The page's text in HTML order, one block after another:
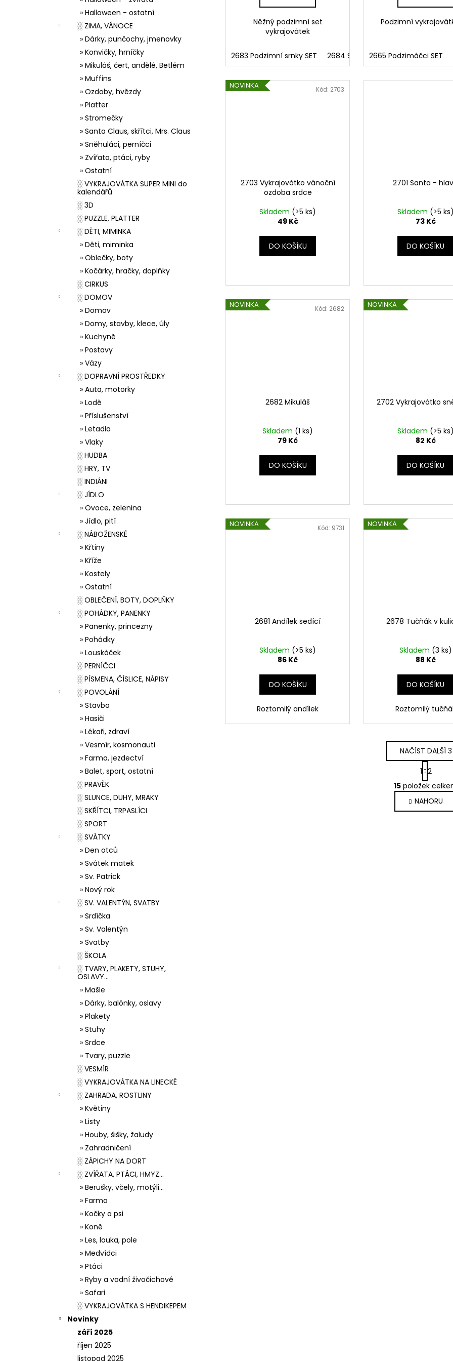
» Halloween - ostatní
░ ZIMA, VÁNOCE
» Dárky, punčochy, jmenovky
» Konvičky, hrníčky
» Mikuláš, čert, andělé, Betlém
» Muffins
» Ozdoby, hvězdy
» Platter
» Stromečky
» Santa Claus, skřítci, Mrs. Claus
» Sněhuláci, perníčci
» Zvířata, ptáci, ryby
» Ostatní
░ VYKRAJOVÁTKA SUPER MINI do
kalendářů
░ 3D
░ PUZZLE, PLATTER
░ DĚTI, MIMINKA
» Děti, miminka
» Oblečky, boty
» Kočárky, hračky, doplňky
░ CIRKUS
░ DOMOV
» Domov
» Domy, stavby, klece, úly
» Kuchyně
» Postavy
» Vázy
░ DOPRAVNÍ PROSTŘEDKY
» Auta, motorky
» Lodě
» Příslušenství
» Letadla
» Vlaky
░ HUDBA
░ HRY, TV
░ INDIÁNI
░ JÍDLO
» Ovoce, zelenina
» Jídlo, pití
░ NÁBOŽENSKÉ
» Křtiny
» Kříže
» Kostely
» Ostatní
░ OBLEČENÍ, BOTY, DOPLŇKY
░ POHÁDKY, PANENKY
» Panenky, princezny
» Pohádky
» Louskáček
░ PERNÍČCI
░ PÍSMENA, ČÍSLICE, NÁPISY
░ POVOLÁNÍ
» Stavba
» Hasiči
» Lékaři, zdraví
» Vesmír, kosmonauti
» Farma, jezdectví
» Balet, sport, ostatní
░ PRAVĚK
░ SLUNCE, DUHY, MRAKY
░ SKŘÍTCI, TRPASLÍCI
░ SPORT
░ SVÁTKY
» Den otců
» Svátek matek
» Sv. Patrick
» Nový rok
░ SV. VALENTÝN, SVATBY
» Srdíčka
» Sv. Valentýn
» Svatby
░ ŠKOLA
░ TVARY, PLAKETY, STUHY,
OSLAVY...
» Mašle
» Dárky, balónky, oslavy
» Plakety
» Stuhy
» Srdce
» Tvary, puzzle
░ VESMÍR
░ VYKRAJOVÁTKA NA LINECKÉ
░ ZAHRADA, ROSTLINY
» Květiny
» Listy
» Houby, šišky, žaludy
» Zahradničení
░ ZÁPICHY NA DORT
░ ZVÍŘATA, PTÁCI, HMYZ...
» Berušky, včely, motýli...
» Farma
» Kočky a psi
» Koně
» Les, louka, pole
» Medvídci
» Ptáci
» Ryby a vodní živočichové
» Safari
░ VYKRAJOVÁTKA S HENDIKEPEM
Novinky
září 2025
říjen 2025
listopad 2025
Něžný podzimní set
vykrajovátek
2683 Podzimní srnky SET 2684 Srnka 1 2685 Srnka2 2686
Podzimní
2665 Podzimáčci SET
NOVINKA
2703 Vykrajovátko vánoční
ozdoba srdce
Skladem (>5 ks)
49 Kč
DO KOŠÍKU
Kód: 2703
2701 Santa -
Skladem (>5 ks)
73 Kč
DO KOŠÍKU
NOVINKA
2682 Mikuláš
Skladem (1 ks)
79 Kč
DO KOŠÍKU
Kód: 2682 NOVINKA
2702 Vykrajovátko
Skladem (>5 ks)
82 Kč
DO KOŠÍKU
NOVINKA
2681 Andílek sedící
Skladem (>5 ks)
86 Kč
DO KOŠÍKU
Roztomilý andílek
Kód: 9731 NOVINKA
2678 Tučňák v
Skladem (3 ks)
88 Kč
DO KOŠÍKU
Roztomilý
O
v
l
á
NAČÍST DALŠÍ 3
S
t
r
á
n
k
1 2
15položek
NAHORU